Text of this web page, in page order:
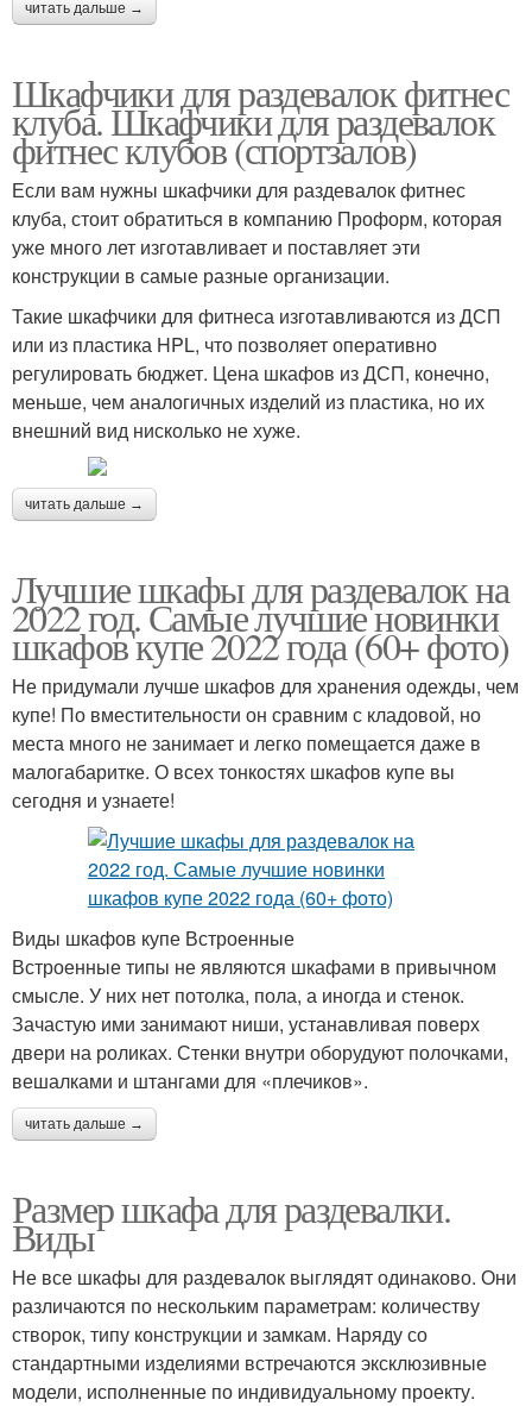
читать дальше →
Шкафчики для раздевалок фитнес
клуба. Шкафчики для раздевалок
фитнес клубов (спортзалов)
Если вам нужны шкафчики для раздевалок фитнес
клуба, стоит обратиться в компанию Проформ, которая
уже много лет изготавливает и поставляет эти
конструкции в самые разные организации.
Такие шкафчики для фитнеса изготавливаются из ДСП
или из пластика HPL, что позволяет оперативно
регулировать бюджет. Цена шкафов из ДСП, конечно,
меньше, чем аналогичных изделий из пластика, но их
внешний вид нисколько не хуже.
читать дальше →
Лучшие шкафы для раздевалок на
2022 год. Самые лучшие новинки
шкафов купе 2022 года (60+ фото)
Не придумали лучше шкафов для хранения одежды, чем
купе! По вместительности он сравним с кладовой, но
места много не занимает и легко помещается даже в
малогабаритке. О всех тонкостях шкафов купе вы
сегодня и узнаете!
Виды шкафов купе Встроенные
Встроенные типы не являются шкафами в привычном
смысле. У них нет потолка, пола, а иногда и стенок.
Зачастую ими занимают ниши, устанавливая поверх
двери на роликах. Стенки внутри оборудуют полочками,
вешалками и штангами для «плечиков».
читать дальше →
Размер шкафа для раздевалки.
Виды
Не все шкафы для раздевалок выглядят одинаково. Они
различаются по нескольким параметрам: количеству
створок, типу конструкции и замкам. Наряду со
стандартными изделиями встречаются эксклюзивные
модели, исполненные по индивидуальному проекту.